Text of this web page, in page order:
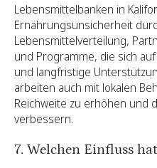
Lebensmittelbanken in
Ernährungsunsicherheit
Lebensmittelverteilung,
und Programme, die sich
und langfristige
arbeiten auch mit lokalen
Reichweite zu erhöhen und
verbessern.
7. Welchen Einfluss